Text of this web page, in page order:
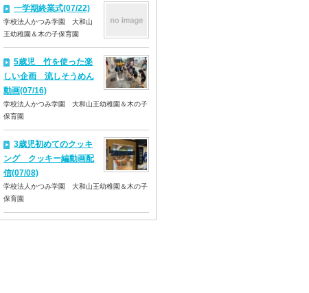
一学期終業式(07/22)
学校法人かつみ学園 大和山
王幼稚園＆木の子保育園
5歳児 竹を使った楽
しい企画 流しそうめん
動画(07/16)
学校法人かつみ学園 大和山王幼稚園＆木の子
保育園
3歳児初めてのクッキ
ング クッキー編動画配
信(07/08)
学校法人かつみ学園 大和山王幼稚園＆木の子
保育園